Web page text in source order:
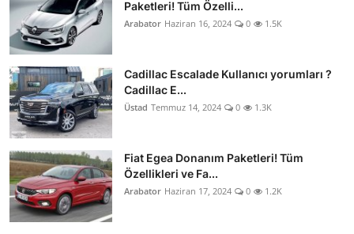
Paketleri! Tüm Özelli...
Arabator Haziran 16, 2024 0 1.5K
Cadillac Escalade Kullanıcı yorumları ?
Cadillac E...
Üstad Temmuz 14, 2024 0 1.3K
Fiat Egea Donanım Paketleri! Tüm
Özellikleri ve Fa...
Arabator Haziran 17, 2024 0 1.2K